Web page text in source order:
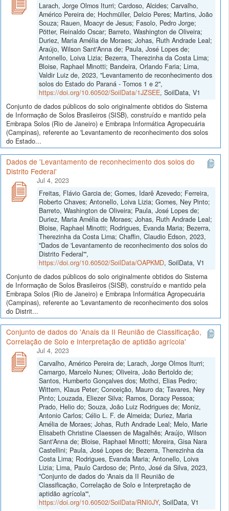
Larach, Jorge Olmos Iturri; Cardoso, Alcides; Carvalho,
Américo Pereira de; Hochmüller, Delcio Peres; Martins, João
Souza; Rauen, Moacyr de Jesus; Fasolo, Pedro Jorge;
Pötter, Reinaldo Oscar; Barreto, Washington de Oliveira;
Duriez, Maria Amélia de Moraes; Johas, Ruth Andrade Leal;
Araújo, Wilson Sant'Anna de; Paula, José Lopes de;
Antonello, Loiva Lizia; Bezerra, Therezinha da Costa Lima;
Bloise, Raphael Minotti; Bandeira, Orlando Faria; Lima,
Valdir Luiz de, 2023, "Levantamento de reconhecimento dos
solos do Estado do Paraná - Tomos 1 e 2",
https://doi.org/10.60502/SoilData/1JZSEE, SoilData, V1
Conjunto de dados públicos do solo originalmente obtidos do Sistema
de Informação de Solos Brasileiros (SISB), construído e mantido pela
Embrapa Solos (Rio de Janeiro) e Embrapa Informática Agropecuária
(Campinas), referente ao 'Levantamento de reconhecimento dos solos
do Estado...
Dados de 'Levantamento de reconhecimento dos solos do
Distrito Federal'
Jul 4, 2023
Freitas, Flávio Garcia de; Gomes, Idarê Azevedo; Ferreira,
Roberto Chaves; Antonello, Loiva Lizia; Gomes, Ney Pinto;
Barreto, Washington de Oliveira; Paula, José Lopes de;
Duriez, Maria Amélia de Moraes; Johas, Ruth Andrade Leal;
Bloise, Raphael Minotti; Rodrigues, Evanda Maria; Bezerra,
Therezinha da Costa Lima; Chaffin, Claudio Edson, 2023,
"Dados de 'Levantamento de reconhecimento dos solos do
Distrito Federal'",
https://doi.org/10.60502/SoilData/OAPKMD, SoilData, V1
Conjunto de dados públicos do solo originalmente obtidos do Sistema
de Informação de Solos Brasileiros (SISB), construído e mantido pela
Embrapa Solos (Rio de Janeiro) e Embrapa Informática Agropecuária
(Campinas), referente ao 'Levantamento de reconhecimento dos solos
do Distrit...
Conjunto de dados do 'Anais da II Reunião de Classificação,
Correlação de Solo e Interpretação de aptidão agrícola'
Jul 4, 2023
Carvalho, Américo Pereira de; Larach, Jorge Olmos Iturri;
Camargo, Marcelo Nunes; Oliveira, João Bertoldo de;
Santos, Humberto Gonçalves dos; Mothci, Elias Pedro;
Wittern, Klaus Peter; Conceição, Mauro da; Tavares, Ney
Pinto; Louzada, Eliezer Silva; Ramos, Doracy Pessoa;
Prado, Helio do; Souza, João Luiz Rodrigues de; Moniz,
Antonio Carlos; Célio L. F. de Almeida; Duriez, Maria
Amélia de Moraes; Johas, Ruth Andrade Leal; Melo, Marie
Elisabeth Christine Claessen de Magalhẽs; Araújo, Wilson
Sant'Anna de; Bloise, Raphael Minotti; Moreira, Gisa Nara
Castellini; Paula, José Lopes de; Bezerra, Therezinha da
Costa Lima; Rodrigues, Evanda Maria; Antonello, Loiva
Lizia; Lima, Paulo Cardoso de; Pinto, José da Silva, 2023,
"Conjunto de dados do 'Anais da II Reunião de
Classificação, Correlação de Solo e Interpretação de
aptidão agrícola'",
https://doi.org/10.60502/SoilData/RNI0JY, SoilData, V1